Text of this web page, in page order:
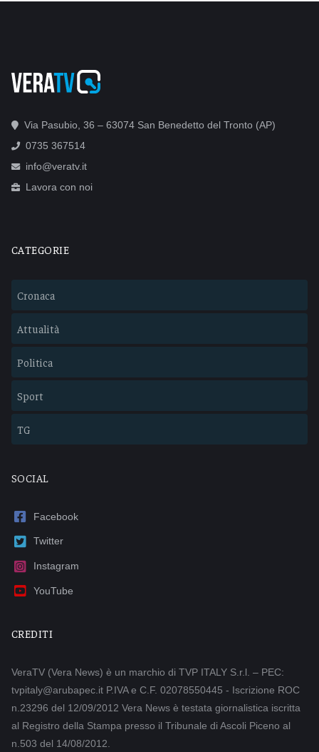
Via Pasubio, 36 – 63074 San Benedetto del Tronto (AP)
0735 367514
info@veratv.it
Lavora con noi
CATEGORIE
Cronaca
Attualità
Politica
Sport
TG
SOCIAL
Facebook
Twitter
Instagram
YouTube
CREDITI
VeraTV (Vera News) è un marchio di TVP ITALY S.r.l. – PEC:
tvpitaly@arubapec.it P.IVA e C.F. 02078550445 - Iscrizione ROC
n.23296 del 12/09/2012 Vera News è testata giornalistica iscritta
al Registro della Stampa presso il Tribunale di Ascoli Piceno al
n.503 del 14/08/2012.